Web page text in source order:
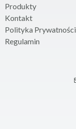
Produkty
Kontakt
Polityka Prywatności
Regulamin